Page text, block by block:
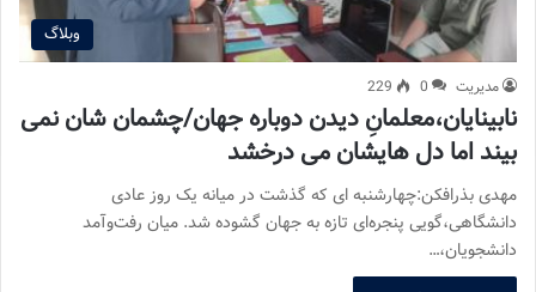
وبلاگ
مدیریت 0
229
نابینایان،معلمانِ دیدن دوباره جهان/چشمان شان نمی
بیند اما دل هایشان می درخشد
مهدی بذرافکن:چهارشنبه ای که گذشت در میانه‌ یک روز عادی
دانشگاهی،گویی پنجره‌ای تازه به جهان گشوده شد. میان رفت‌و‌آمد
دانشجویان،…